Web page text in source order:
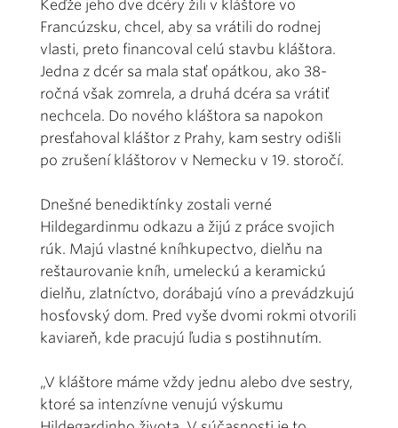
Keďže jeho dve dcéry žili v kláštore vo
Francúzsku, chcel, aby sa vrátili do rodnej
vlasti, preto financoval celú stavbu kláštora.
Jedna z dcér sa mala stať opátkou, ako 38-
ročná však zomrela, a druhá dcéra sa vrátiť
nechcela. Do nového kláštora sa napokon
presťahoval kláštor z Prahy, kam sestry odišli
po zrušení kláštorov v Nemecku v 19. storočí.
Dnešné benediktínky zostali verné
Hildegardinmu odkazu a žijú z práce svojich
rúk. Majú vlastné kníhkupectvo, dielňu na
reštaurovanie kníh, umeleckú a keramickú
dielňu, zlatníctvo, dorábajú víno a prevádzkujú
hosťovský dom. Pred vyše dvomi rokmi otvorili
kaviareň, kde pracujú ľudia s postihnutím.
„V kláštore máme vždy jednu alebo dve sestry,
ktoré sa intenzívne venujú výskumu